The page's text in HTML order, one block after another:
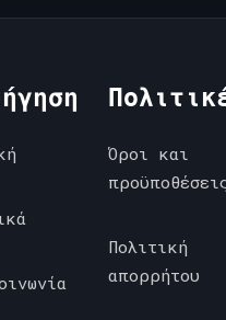
Όροι και
Πολιτική
απορρήτου